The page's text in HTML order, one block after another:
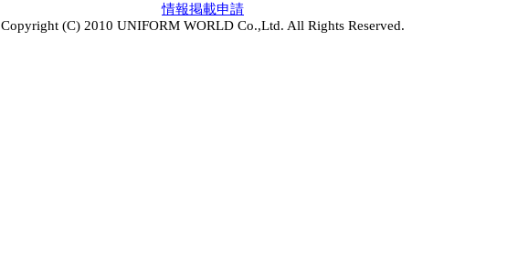
情報掲載申請
Copyright (C) 2010 UNIFORM WORLD Co.,Ltd. All Rights Reserved.